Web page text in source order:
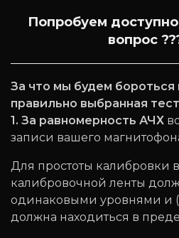
Попробуем
вопрос
За что мы будем
правильно выбранная
1. За равномерность АЧХ
записи вашего
Для простоты калибровки
калибровочной ленты
одинаковыми уровнями и
должна находиться в